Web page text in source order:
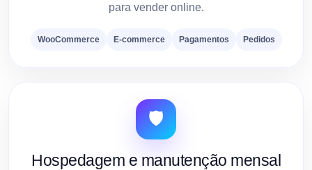
para vender online.
WooCommerce E-commerce Pagamentos Pedidos
🛡️
Hospedagem e manutenção mensal